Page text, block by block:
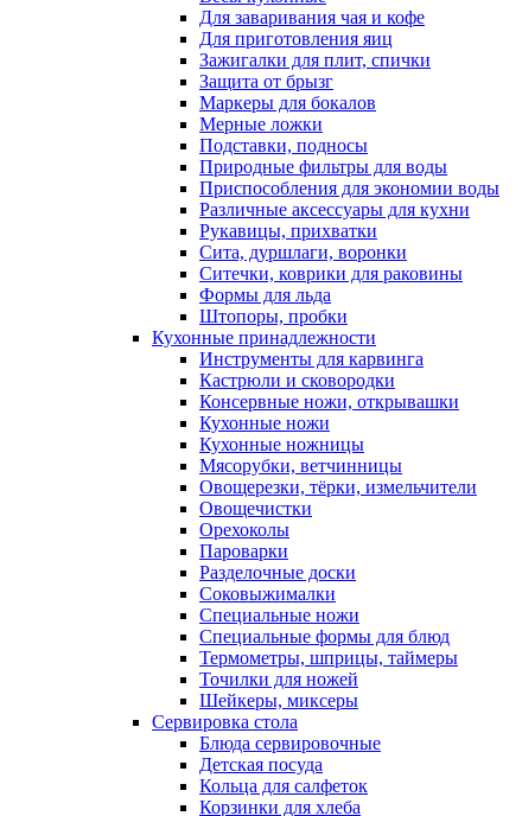
Для заваривания чая и кофе
Для приготовления яиц
Зажигалки для плит, спички
Защита от брызг
Маркеры для бокалов
Мерные ложки
Подставки, подносы
Природные фильтры для воды
Приспособления для экономии воды
Различные аксессуары для кухни
Рукавицы, прихватки
Сита, дуршлаги, воронки
Ситечки, коврики для раковины
Формы для льда
Штопоры, пробки
Кухонные принадлежности
Инструменты для карвинга
Кастрюли и сковородки
Консервные ножи, открывашки
Кухонные ножи
Кухонные ножницы
Мясорубки, ветчинницы
Овощерезки, тёрки, измельчители
Овощечистки
Орехоколы
Пароварки
Разделочные доски
Соковыжималки
Специальные ножи
Специальные формы для блюд
Термометры, шприцы, таймеры
Точилки для ножей
Шейкеры, миксеры
Сервировка стола
Блюда сервировочные
Детская посуда
Кольца для салфеток
Корзинки для хлеба